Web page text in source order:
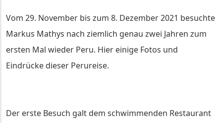
Vom 29. November bis zum 8. Dezember 2021 besuchte
Markus Mathys nach ziemlich genau zwei Jahren zum
ersten Mal wieder Peru. Hier einige Fotos und
Eindrücke dieser Perureise.
Der erste Besuch galt dem schwimmenden Restaurant